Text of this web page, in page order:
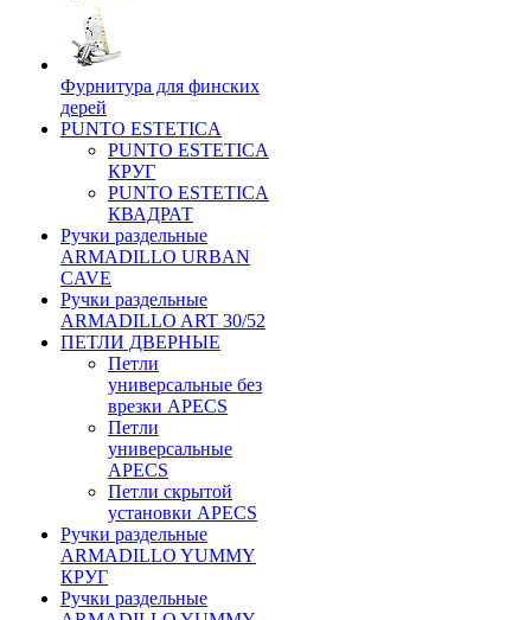
Фурнитура для финских
дерей
PUNTO ESTETICA
PUNTO ESTETICA
КРУГ
PUNTO ESTETICA
КВАДРАТ
Ручки раздельные
ARMADILLO URBAN
CAVE
Ручки раздельные
ARMADILLO ART 30/52
ПЕТЛИ ДВЕРНЫЕ
Петли
универсальные без
врезки APECS
Петли
универсальные
APECS
Петли скрытой
установки APECS
Ручки раздельные
ARMADILLO YUMMY
КРУГ
Ручки раздельные